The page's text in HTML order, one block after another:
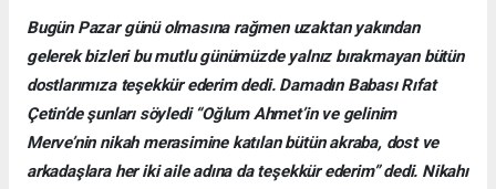
Bugün Pazar günü olmasına rağmen uzaktan yakından
gelerek bizleri bu mutlu günümüzde yalnız bırakmayan bütün
dostlarımıza teşekkür ederim dedi. Damadın Babası Rıfat
Çetin’de şunları söyledi “Oğlum Ahmet’in ve gelinim
Merve’nin nikah merasimine katılan bütün akraba, dost ve
arkadaşlara her iki aile adına da teşekkür ederim” dedi. Nikahı